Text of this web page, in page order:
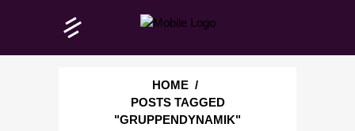
HOME /
POSTS TAGGED
"GRUPPENDYNAMIK"